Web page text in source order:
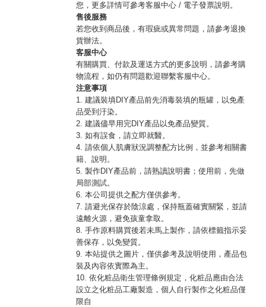
您，更多詳情可參考客服中心 / 電子發票說明。
售後服務
若您收到商品後，有瑕疵或異常問題，請參考退換
貨辦法。
客服中心
有關購買、付款及運送方式的更多說明，請參考購
物流程，如仍有問題歡迎聯繫客服中心。
注意事項
1. 建議裝填DIY產品前先消毒裝填的瓶罐，以免產
品受到汙染。
2. 建議儘早用完DIY產品以免產品變質。
3. 如有誤食，請立即就醫。
4. 請依個人肌膚狀況調整配方比例，並參考相關書
籍、說明。
5. 製作DIY產品前，請熟讀說明書；使用前，先做
局部測試。
6. 本公司提供之配方僅供參考。
7. 請避光保存於陰涼處，保持瓶蓋確實關緊，並請
遠離火源，避免孩童拿取。
8. 手作原料購買後若未馬上製作，請依標籤指示妥
善保存，以免變質。
9. 本站提供之圖片，僅供參考及說明使用，產品包
裝及內容依實際為主。
10. 依化粧品衛生管理條例規定，化粧品應由合法
設立之化粧品工廠製造，個人自行製作之化粧品僅
限自